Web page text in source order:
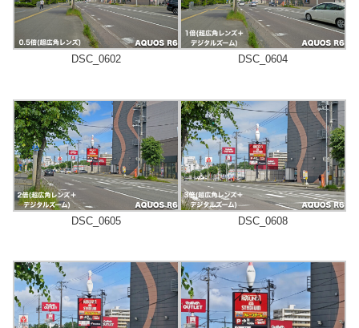
DSC_0602 DSC_0604
DSC_0605 DSC_0608